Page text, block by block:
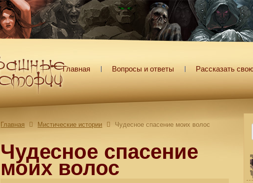
Главная Вопросы и ответы Рассказать
Главная Мистические истории Чудесное спасение моих волос
Чудесное спасение
моих волос